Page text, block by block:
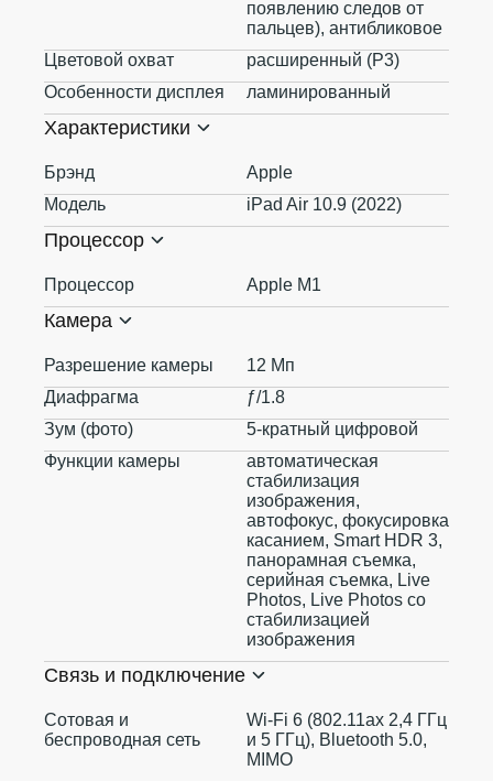
появлению следов от
пальцев), антибликовое
Цветовой охват
расширенный (P3)
Особенности дисплея
ламинированный
Характеристики
Брэнд
Apple
Модель
iPad Air 10.9 (2022)
Процессор
Процессор Apple M1
Камера
Разрешение камеры
12 Мп
Диафрагма
ƒ/1.8
Зум (фото)
5-кратный цифровой
Функции камеры
автоматическая
стабилизация
изображения,
автофокус, фокусировка
касанием, Smart HDR 3,
панорамная съемка,
серийная съемка, Live
Photos, Live Photos со
стабилизацией
изображения
Связь и подключение
Сотовая и
беспроводная сеть
Wi-Fi 6 (802.11ax 2,4 ГГц
и 5 ГГц), Bluetooth 5.0,
MIMO